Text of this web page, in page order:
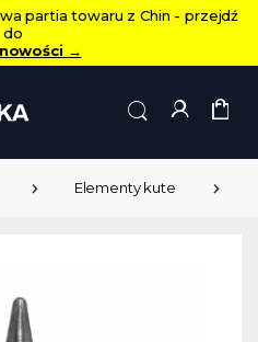
partia towaru z Chin - przejdź
do
→
Elementy kute